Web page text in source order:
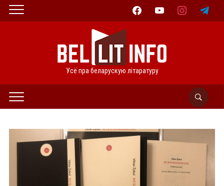
facebookyoutube instagramtelegram
Усё пра беларускую літаратуру